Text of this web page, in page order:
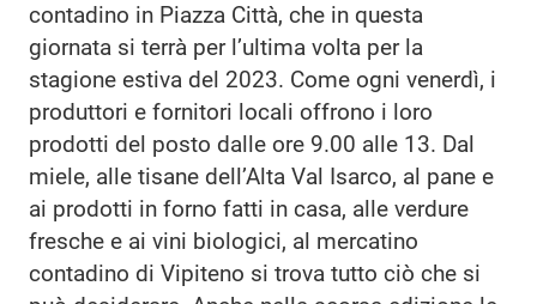
contadino in Piazza Città, che in questa
giornata si terrà per l’ultima volta per la
stagione estiva del 2023. Come ogni venerdì, i
produttori e fornitori locali offrono i loro
prodotti del posto dalle ore 9.00 alle 13. Dal
miele, alle tisane dell’Alta Val Isarco, al pane e
ai prodotti in forno fatti in casa, alle verdure
fresche e ai vini biologici, al mercatino
contadino di Vipiteno si trova tutto ciò che si